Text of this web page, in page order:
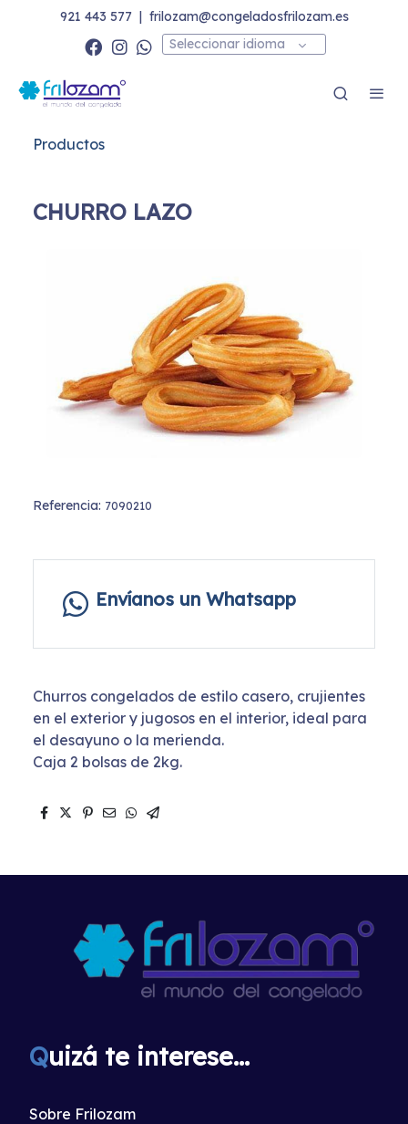
921 443 577 | frilozam@congeladosfrilozam.es
Seleccionar idioma
Productos
CHURRO LAZO
Referencia: 7090210
Envíanos un Whatsapp
Churros congelados de estilo casero, crujientes
en el exterior y jugosos en el interior, ideal para
el desayuno o la merienda.
Caja 2 bolsas de 2kg.
Quizá te interese...
Sobre Frilozam